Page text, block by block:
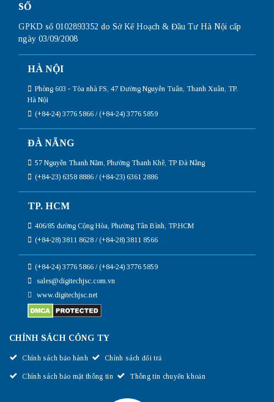
SỐ
GPKD số 0102893352 do Sở Kế Hoạch & Đầu Tư Hà Nội cấp
ngày 03/09/2008
HÀ NỘI
Phòng 603 - Tòa nhà FS, 47 Đường Nguyễn Tuân, Thanh Xuân, TP.
Hà Nội
(+84-24) 3776 5866 / (+84-24) 3776 5859
ĐÀ NẴNG
57 Nguyễn Thanh Năm, Phường Thanh Khê, TP Đà Nẵng
(+84-23) 6358 8886 / (+84-23) 6361 2886
TP. HCM
406/85 đường Cộng Hòa, Phường Tân Bình, TP.HCM
(+84-28) 3811 8628 / (+84-28) 3811 8566
(+84-24) 3776 5866 / (+84-24) 3776 5859
sales@digitechjsc.com.vn
www.digitechjsc.net
CHÍNH SÁCH CÔNG TY
Chính sách bảo hành Chính sách đổi trả
Chính sách bảo mật thông tin Thông tin chuyển khoản